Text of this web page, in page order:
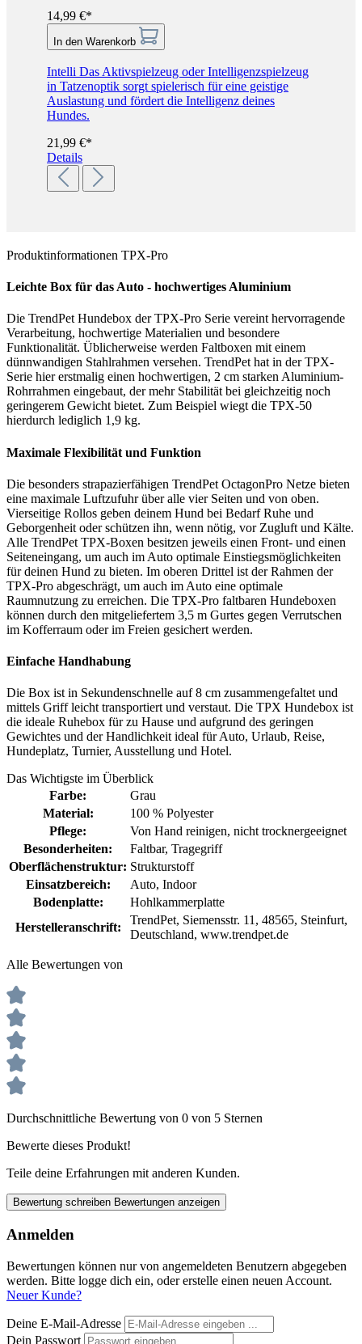
14,99 €*
In den Warenkorb
Intelli Das Aktivspielzeug oder Intelligenzspielzeug
in Tatzenoptik sorgt spielerisch für eine geistige
Auslastung und fördert die Intelligenz deines
Hundes.
21,99 €*
Details
Produktinformationen TPX-Pro
Leichte Box für das Auto - hochwertiges Aluminium
Die TrendPet Hundebox der TPX-Pro Serie vereint hervorragende
Verarbeitung, hochwertige Materialien und besondere
Funktionalität. Üblicherweise werden Faltboxen mit einem
dünnwandigen Stahlrahmen versehen. TrendPet hat in der TPX-
Serie hier erstmalig einen hochwertigen, 2 cm starken Aluminium-
Rohrrahmen eingebaut, der mehr Stabilität bei gleichzeitig noch
geringerem Gewicht bietet. Zum Beispiel wiegt die TPX-50
hierdurch lediglich 1,9 kg.
Maximale Flexibilität und Funktion
Die besonders strapazierfähigen TrendPet OctagonPro Netze bieten
eine maximale Luftzufuhr über alle vier Seiten und von oben.
Vierseitige Rollos geben deinem Hund bei Bedarf Ruhe und
Geborgenheit oder schützen ihn, wenn nötig, vor Zugluft und Kälte.
Alle TrendPet TPX-Boxen besitzen jeweils einen Front- und einen
Seiteneingang, um auch im Auto optimale Einstiegsmöglichkeiten
für deinen Hund zu bieten. Im oberen Drittel ist der Rahmen der
TPX-Pro abgeschrägt, um auch im Auto eine optimale
Raumnutzung zu erreichen. Die TPX-Pro faltbaren Hundeboxen
können durch den mitgeliefertem 3,5 m Gurtes gegen Verrutschen
im Kofferraum oder im Freien gesichert werden.
Einfache Handhabung
Die Box ist in Sekundenschnelle auf 8 cm zusammengefaltet und
mittels Griff leicht transportiert und verstaut. Die TPX Hundebox ist
die ideale Ruhebox für zu Hause und aufgrund des geringen
Gewichtes und der Handlichkeit ideal für Auto, Urlaub, Reise,
Hundeplatz, Turnier, Ausstellung und Hotel.
Das Wichtigste im Überblick
Farbe:
Grau
Material:
100 % Polyester
Pflege:
Von Hand reinigen, nicht trocknergeeignet
Besonderheiten:
Faltbar, Tragegriff
Oberflächenstruktur: Strukturstoff
Einsatzbereich:
Auto, Indoor
Bodenplatte:
Hohlkammerplatte
Herstelleranschrift:
TrendPet, Siemensstr. 11, 48565, Steinfurt,
Deutschland, www.trendpet.de
Alle Bewertungen von
Durchschnittliche Bewertung von 0 von 5 Sternen
Bewerte dieses Produkt!
Teile deine Erfahrungen mit anderen Kunden.
Bewertung schreiben Bewertungen anzeigen
Anmelden
Bewertungen können nur von angemeldeten Benutzern abgegeben
werden. Bitte logge dich ein, oder erstelle einen neuen Account.
Neuer Kunde?
Deine E-Mail-Adresse
Dein Passwort